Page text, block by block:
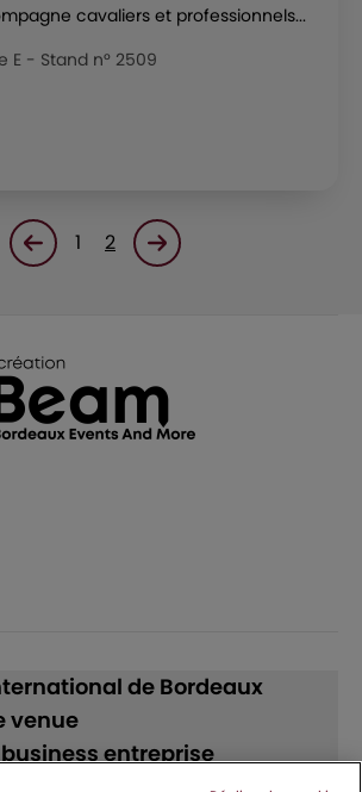
cavaliers et professionnels...
E - Stand n° 2509
Page précédente
1 2 Page suivante<
de Bordeaux
venue
entreprise